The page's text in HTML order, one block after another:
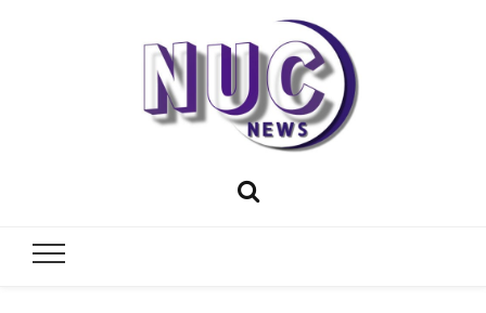
NUCNEWS
✔ Actualités ✔ Insolite ✔ Vie Pratique